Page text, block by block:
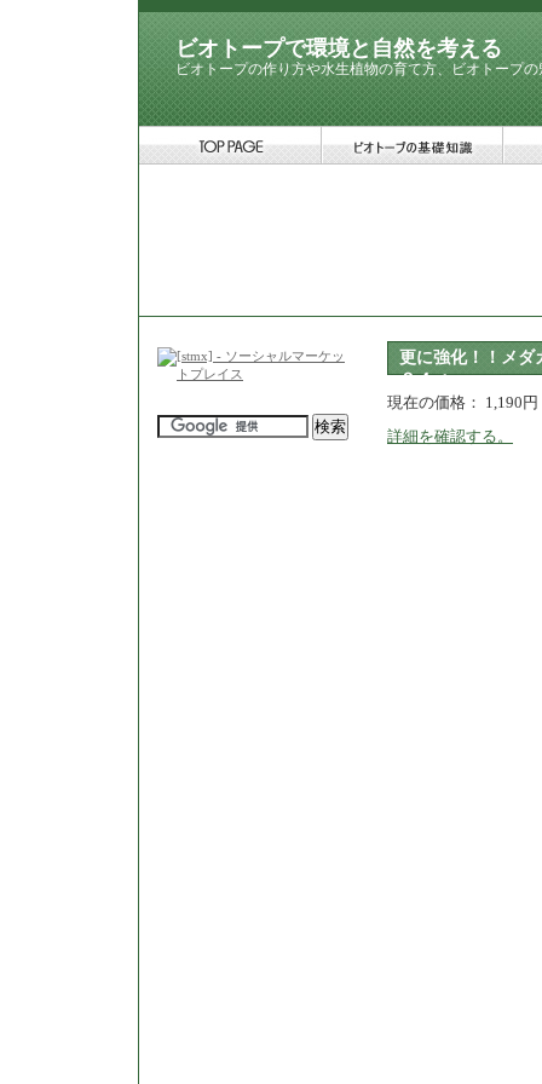
ビオトープで環境と自然を考える
ビオトープの作り方や水生植物の育て方、ビオトープ
更に強化！！メダ
２４ｇ
現在の価格： 1,190
詳細を確認する。